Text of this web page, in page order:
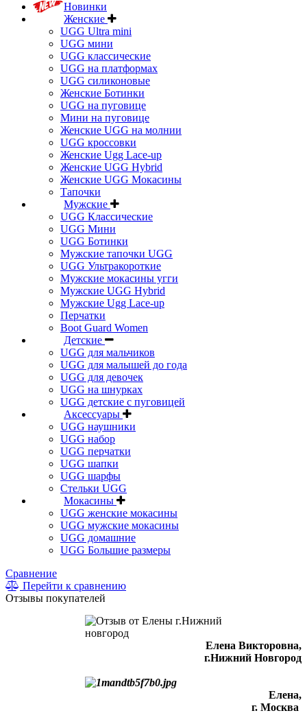
Новинки
Женские
UGG Ultra mini
UGG мини
UGG классические
UGG на платформах
UGG силиконовые
Женские Ботинки
UGG на пуговице
Мини на пуговице
Женские UGG на молнии
UGG кроссовки
Женские Ugg Lace-up
Женские UGG Hybrid
Женские UGG Мокасины
Тапочки
Мужские
UGG Классические
UGG Мини
UGG Ботинки
Мужские тапочки UGG
UGG Ультракороткие
Мужские мокасины угги
Мужские UGG Hybrid
Мужские Ugg Lace-up
Перчатки
Boot Guard Women
Детские
UGG для мальчиков
UGG для малышей до года
UGG для девочек
UGG на шнурках
UGG детские с пуговицей
Аксессуары
UGG наушники
UGG набор
UGG перчатки
UGG шапки
UGG шарфы
Стельки UGG
Мокасины
UGG женские мокасины
UGG мужские мокасины
UGG домашние
UGG Большие размеры
Сравнение
Перейти к сравнению
Отзывы покупателей
Елена Викторовна,
г.Нижний Новгород
Елена,
г. Москва